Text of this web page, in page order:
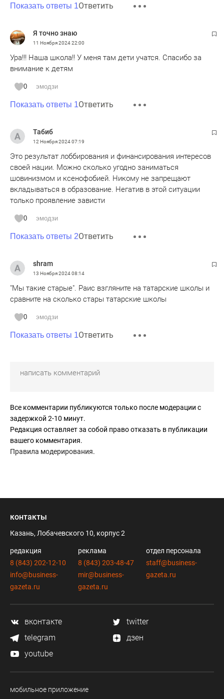
Показать ответы 1Ответить
Я точно знаю
11 Ноября 202422:00
Ура!!! Наша школа!! У меня там дети учатся. Спасибо за
внимание к детям
0 эмодзи
Показать ответы 1Ответить
Табиб
12 Ноября 202407:19
Это результат лоббирования и финансирования интересов
своей нации. Можно сколько угодно заниматься
шовинизмом и ксенофобией. Никому не запрещают
вкладываться в образование. Негатив в этой ситуации
только проявление зависти
0 эмодзи
Показать ответы 2Ответить
shram
13 Ноября 202408:14
"Мы такие старые". Раис взгляните на татарские школы и
сравните на сколько стары татарские школы
0 эмодзи
Показать ответы 1Ответить
Все комментарии публикуются только после модерации с
задержкой 2-10 минут.
Редакция оставляет за собой право отказать в публикации
вашего комментария.
Правила модерирования.
контакты
Казань, Лобачевского 10, корпус 2
редакция
8 (843) 202-12-10
info@business-
gazeta.ru
реклама
8 (843) 203-48-47
mir@business-
gazeta.ru
отдел персонала
staff@business-
gazeta.ru
вконтакте
twitter
telegram
дзен
youtube
мобильное приложение